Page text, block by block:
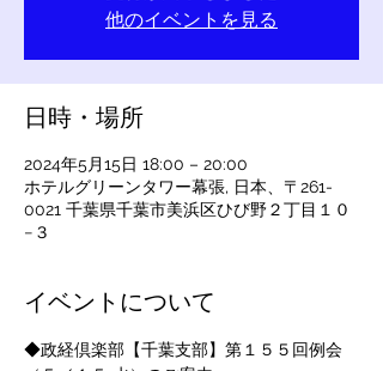
他のイベントを見る
日時・場所
2024年5月15日 18:00 – 20:00
ホテルグリーンタワー幕張, 日本、〒261-
0021 千葉県千葉市美浜区ひび野２丁目１０
−３
イベントについて
◆政経倶楽部【千葉支部】第１５５回例会